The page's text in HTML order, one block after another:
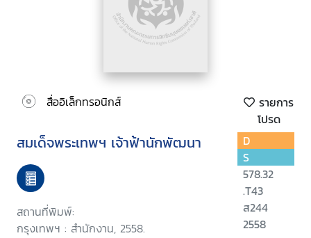
สื่ออิเล็กทรอนิกส์
รายการ
โปรด
สมเด็จพระเทพฯ เจ้าฟ้านักพัฒนา
สถานที่พิมพ์:
กรุงเทพฯ : สำนักงาน, 2558.
D
S
578.32
.T43
ส244
2558